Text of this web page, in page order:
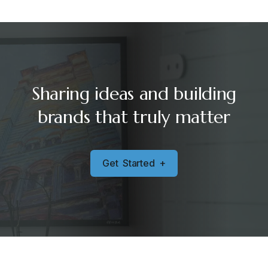
Sharing ideas and building
brands that truly matter
Get Started +